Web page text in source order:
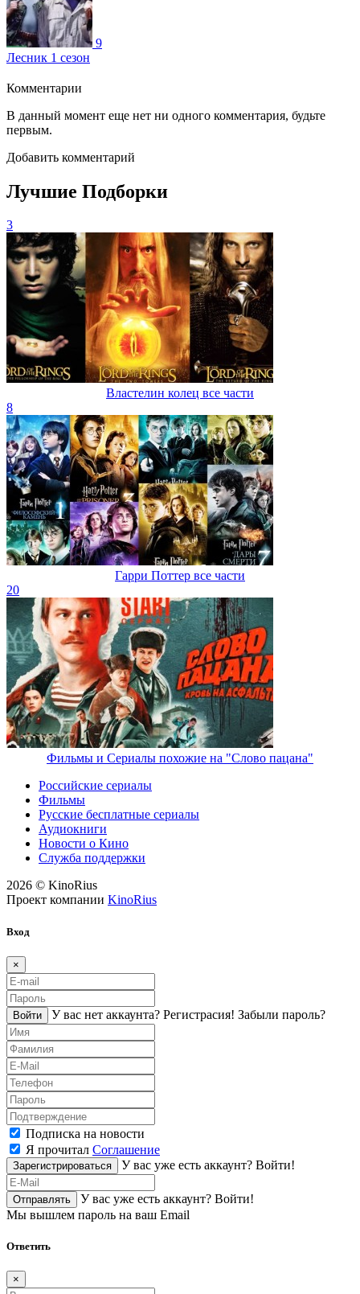
9
Лесник 1 сезон
Комментарии
В данный момент еще нет ни одного комментария, будьте
первым.
Добавить комментарий
Лучшие Подборки
3
Властелин колец все части
8
Гарри Поттер все части
20
Фильмы и Сериалы похожие на "Слово пацана"
Российские сериалы
Фильмы
Русские бесплатные сериалы
Аудиокниги
Новости о Кино
Служба поддержки
2026 © KinoRius
Проект компании KinoRius
Вход
×
Войти У вас нет аккаунта? Регистраcия! Забыли пароль?
Подписка на новости
Я прочитал Соглашение
Зарегистрироваться У вас уже есть аккаунт? Войти!
Отправлять У вас уже есть аккаунт? Войти!
Мы вышлем пароль на ваш Email
Ответить
×